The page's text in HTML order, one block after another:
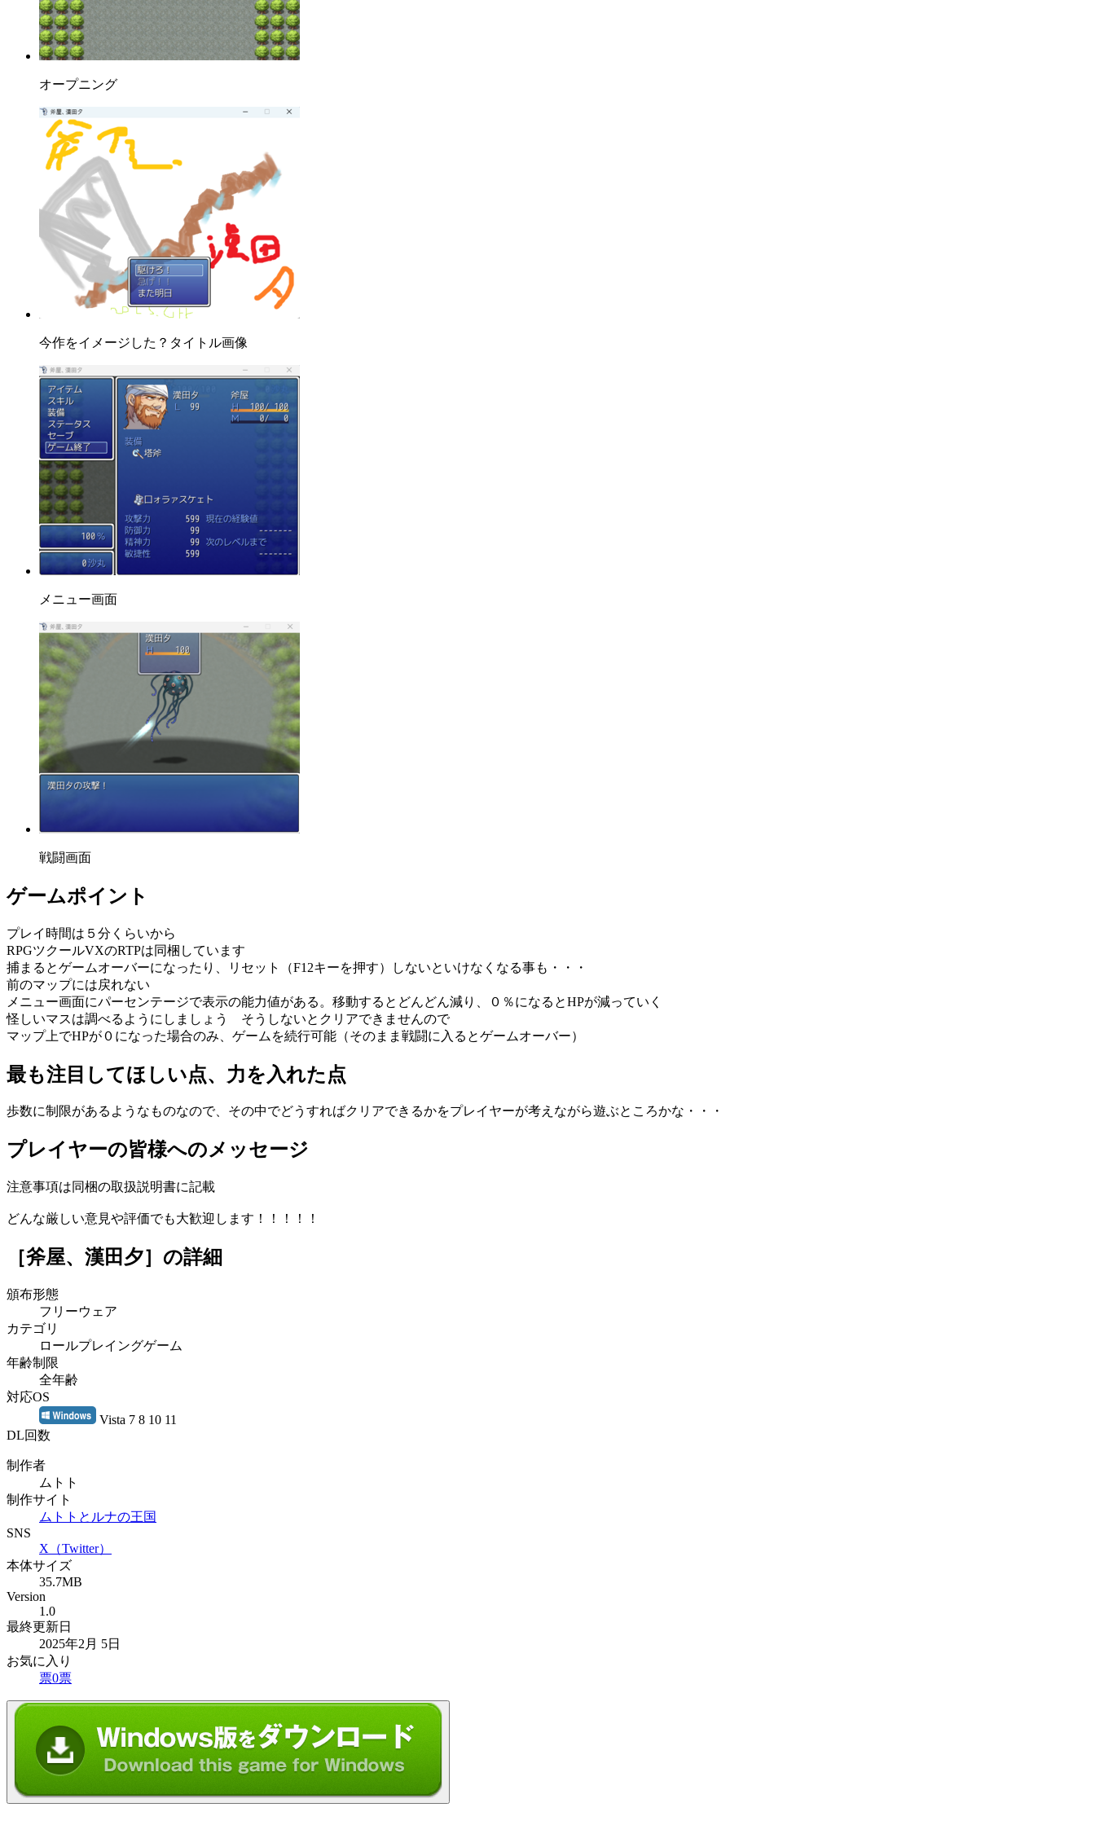
オープニング
今作をイメージした？タイトル画像
メニュー画面
戦闘画面
ゲームポイント
プレイ時間は５分くらいから
RPGツクールVXのRTPは同梱しています
捕まるとゲームオーバーになったり、リセット（F12キーを押す）しないといけなくなる事も・・・
前のマップには戻れない
メニュー画面にパーセンテージで表示の能力値がある。移動するとどんどん減り、０％になるとHPが減っていく
怪しいマスは調べるようにしましょう そうしないとクリアできませんので
マップ上でHPが０になった場合のみ、ゲームを続行可能（そのまま戦闘に入るとゲームオーバー）
最も注目してほしい点、力を入れた点
歩数に制限があるようなものなので、その中でどうすればクリアできるかをプレイヤーが考えながら遊ぶところかな・・・
プレイヤーの皆様へのメッセージ
注意事項は同梱の取扱説明書に記載
どんな厳しい意見や評価でも大歓迎します！！！！！
［斧屋、漢田夕］ の詳細
頒布形態
フリーウェア
カテゴリ
ロールプレイングゲーム
年齢制限
全年齢
対応OS
Vista 7 8 10 11
DL回数
制作者
ムトト
制作サイト
ムトトとルナの王国
SNS
X（Twitter）
本体サイズ
35.7MB
Version
1.0
最終更新日
2025年2月 5日
お気に入り
票0票